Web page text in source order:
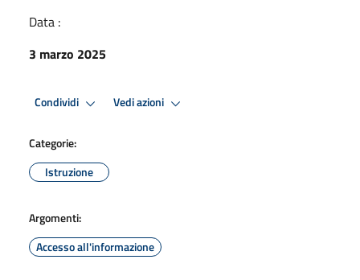
Data :
3 marzo 2025
Condividi Vedi azioni
Categorie:
Istruzione
Argomenti:
Accesso all'informazione